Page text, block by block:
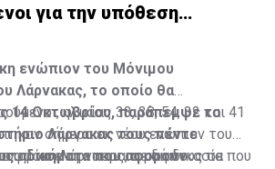
για την υπόθεση
ενώπιον του Μόνιμου
Λάρνακας, το οποίο θα
14 Οκτωβρίου, παράπεμψε το
Λάρνακας τους πέντε
αδικήματα που αφορούν
ηλικίας 33, 38, 54, 32 και 41
σήμερα εκ νέου ενώπιον του
Λάρνακας, σε διαδικασία που
την παραπομπή τους σε